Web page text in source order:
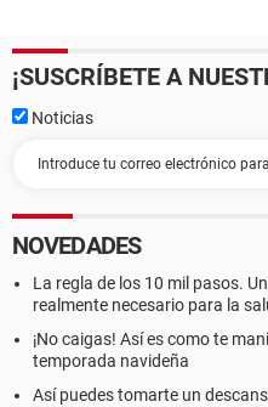
¡SUSCRÍBETE A
Noticias
NOVEDADES
La regla de los 10 mil pasos.
realmente necesario para la
¡No caigas! Así es como te
temporada navideña
Así puedes tomarte un